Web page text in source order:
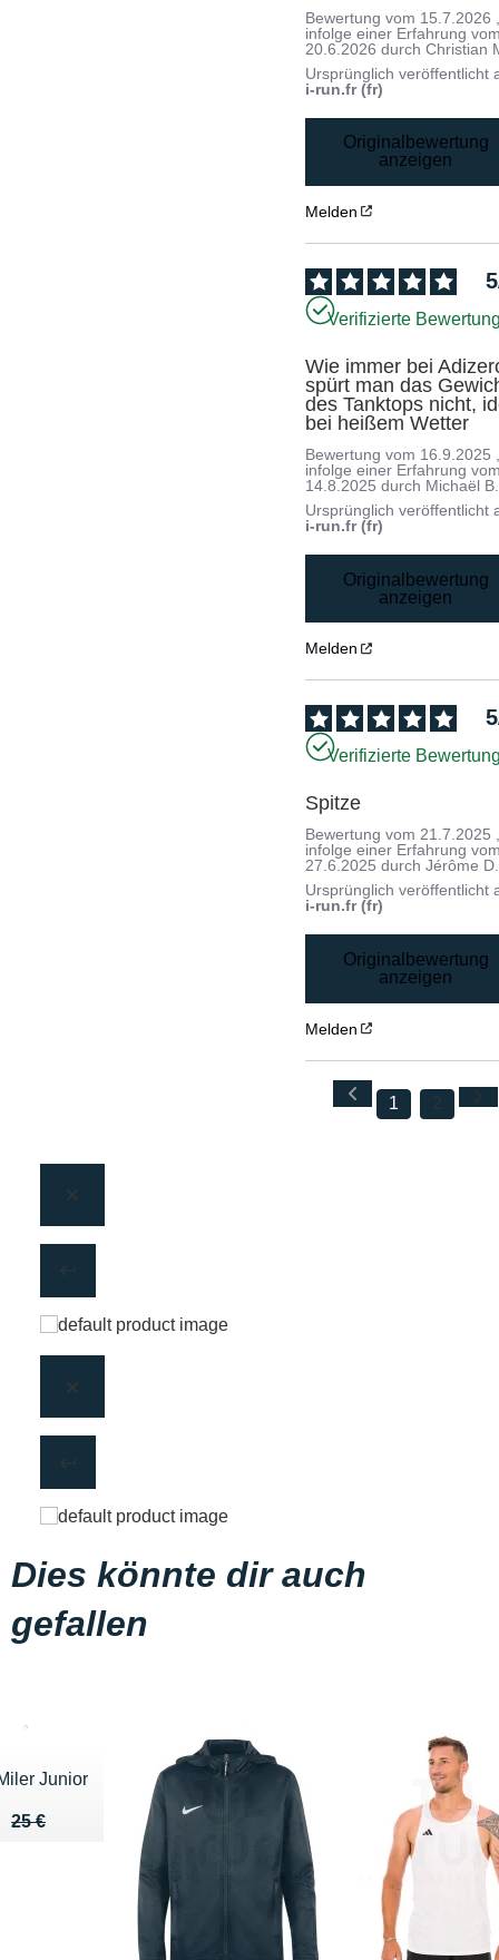
Bewertung vom 15.7.2026
infolge einer Erfahrung
20.6.2026 durchChristian
Ursprünglich veröffentlicht
i-run.fr (fr)
Originalbewertung
anzeigen
Melden
5
Verifizierte
Wie immer bei
spürt man das
des Tanktops nicht,
bei heißem Wetter
Bewertung vom 16.9.2025
infolge einer Erfahrung
14.8.2025 durch Michaël B.
Ursprünglich veröffentlicht
i-run.fr (fr)
Originalbewertung
anzeigen
Melden
5
Verifizierte
Spitze
Bewertung vom21.7.2025
infolge einer Erfahrung
27.6.2025 durchJérôme D.
Ursprünglich veröffentlicht
i-run.fr (fr)
Originalbewertung
anzeigen
Melden
1 2
Dies könnte dir auch
gefallen
Junior
25 €
de 25 €
16 €